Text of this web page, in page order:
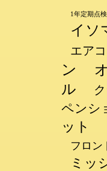
1年定期点
イソ
エア
ン
ル
ペンシ
ット
フロン
ミッ